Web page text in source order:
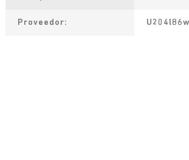
Proveedor U204l86w